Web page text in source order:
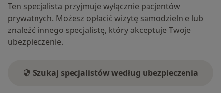
Ten specjalista przyjmuje wyłącznie pacjentów
prywatnych. Możesz opłacić wizytę samodzielnie lub
znaleźć innego specjalistę, który akceptuje Twoje
ubezpieczenie.
Szukaj specjalistów według ubezpieczenia